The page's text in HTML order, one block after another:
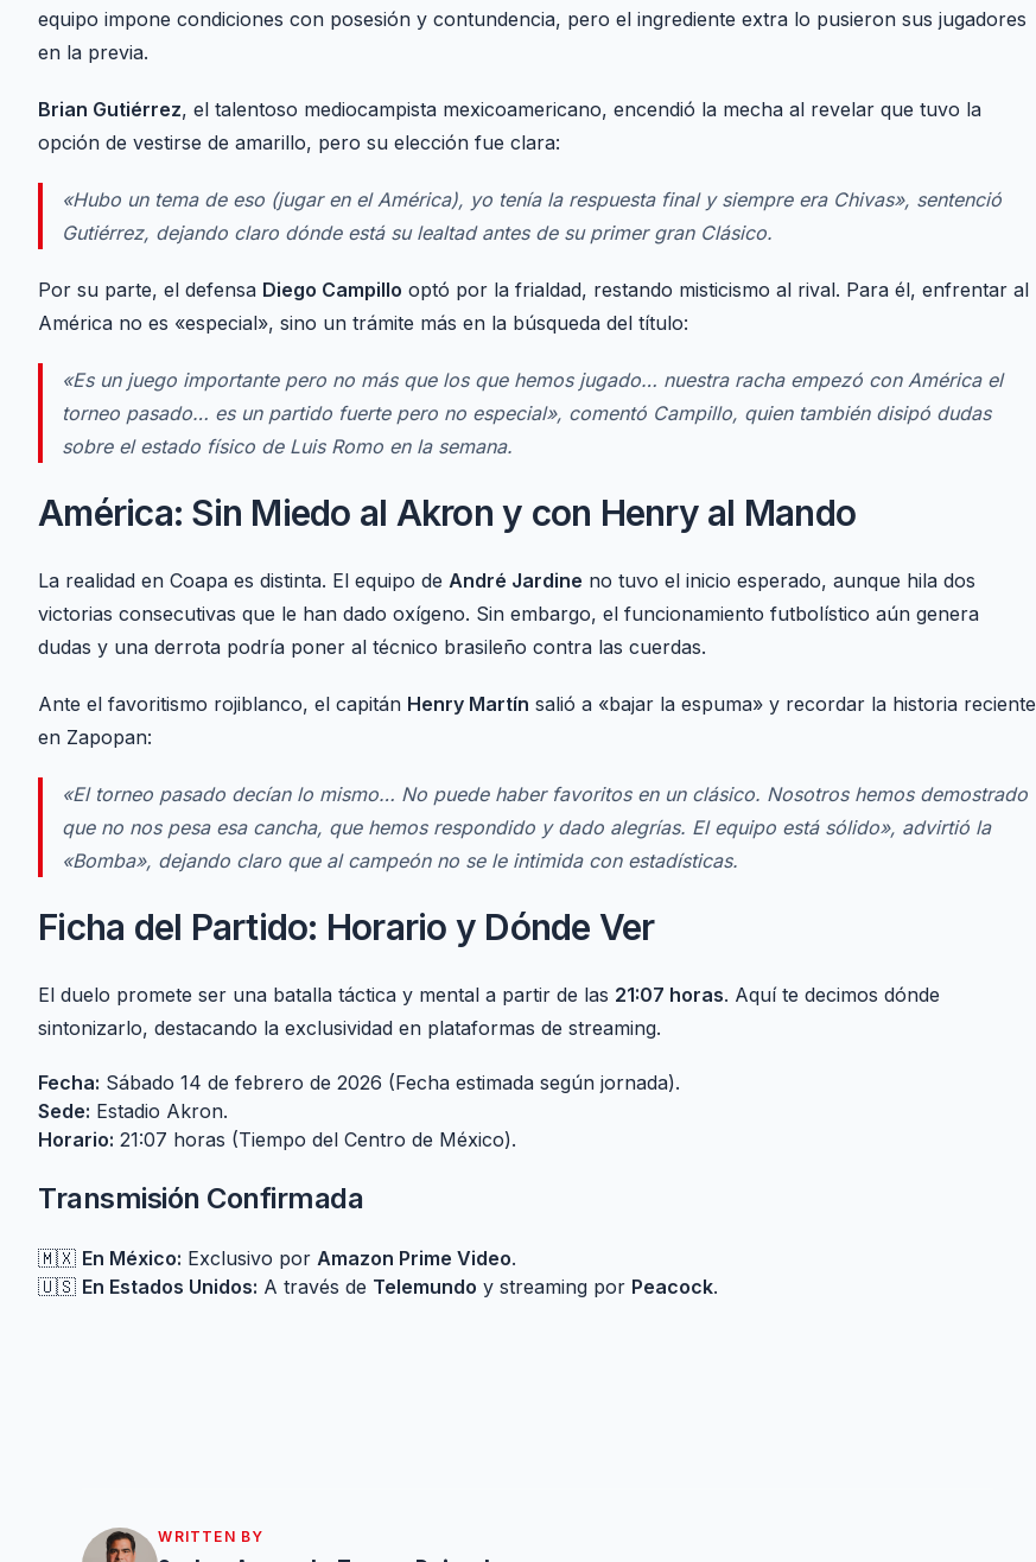
equipo impone condiciones con posesión y contundencia, pero el ingrediente extra lo pusieron sus jugadores
en la previa.
Brian Gutiérrez, el talentoso mediocampista mexicoamericano, encendió la mecha al revelar que tuvo la
opción de vestirse de amarillo, pero su elección fue clara:
«Hubo un tema de eso (jugar en el América), yo tenía la respuesta final y siempre era Chivas», sentenció
Gutiérrez, dejando claro dónde está su lealtad antes de su primer gran Clásico.
Por su parte, el defensa Diego Campillo optó por la frialdad, restando misticismo al rival. Para él, enfrentar al
América no es «especial», sino un trámite más en la búsqueda del título:
«Es un juego importante pero no más que los que hemos jugado… nuestra racha empezó con América el
torneo pasado… es un partido fuerte pero no especial», comentó Campillo, quien también disipó dudas
sobre el estado físico de Luis Romo en la semana.
América: Sin Miedo al Akron y con Henry al Mando
La realidad en Coapa es distinta. El equipo de André Jardine no tuvo el inicio esperado, aunque hila dos
victorias consecutivas que le han dado oxígeno. Sin embargo, el funcionamiento futbolístico aún genera
dudas y una derrota podría poner al técnico brasileño contra las cuerdas.
Ante el favoritismo rojiblanco, el capitán Henry Martín salió a «bajar la espuma» y recordar la historia reciente
en Zapopan:
«El torneo pasado decían lo mismo… No puede haber favoritos en un clásico. Nosotros hemos demostrado
que no nos pesa esa cancha, que hemos respondido y dado alegrías. El equipo está sólido», advirtió la
«Bomba», dejando claro que al campeón no se le intimida con estadísticas.
Ficha del Partido: Horario y Dónde Ver
El duelo promete ser una batalla táctica y mental a partir de las 21:07 horas. Aquí te decimos dónde
sintonizarlo, destacando la exclusividad en plataformas de streaming.
Fecha: Sábado 14 de febrero de 2026 (Fecha estimada según jornada).
Sede: Estadio Akron.
Horario: 21:07 horas (Tiempo del Centro de México).
Transmisión Confirmada
🇲🇽 En México: Exclusivo por Amazon Prime Video.
🇺🇸 En Estados Unidos: A través de Telemundo y streaming por Peacock.
WRITTEN BY